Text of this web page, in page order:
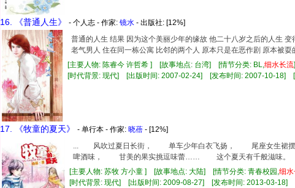
16. 《普通人生》 - 个人志 - 作家: 镜水 - 出版社: [12%]
普通的人生 结果 因为这个美丽少年的缘故 他二十八岁之后的人生
老气男人 住在同一栋公寓 比邻的两个人 原本只是在恶作剧 原本被
[主要人物: 陈睿今 许哲希 ] [故事地点: 台湾] [情节分类: BL,细水长流
[时代背景: 现代] [出版时间: 2007-02-24] [发布时间: 2007-10-18]
17. 《牧童的夏天》 - 单行本 - 作家: 晓蓓 - [12%]
... 风吹过夏日长街， 单车少年白衣飞扬， 尾座女生裙
啤酒味， 甘美的果实挑逗味蕾…… 这个夏天有千般滋味
[主要人物: 苏牧 方小童 ] [故事地点: 大陆] [情节分类: 青春校园,细
[时代背景: 现代] [出版时间: 2009-08-27] [发布时间: 2013-03-